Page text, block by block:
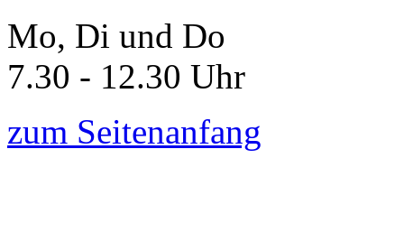
Mo, Di und Do
7.30 - 12.30 Uhr
zum Seitenanfang